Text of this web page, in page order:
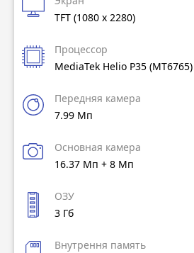
TFT (1080 x 2280)
Процессор
MediaTek Helio P35 (MT6765)
Передняя камера
7.99 Мп
Основная камера
16.37 Мп + 8 Мп
ОЗУ
3 Гб
Внутрення память